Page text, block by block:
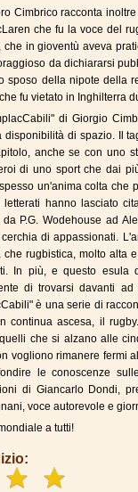
Cimbrico racconta
che fu la voce del
che in gioventù aveva
da dichiararsi
sposo della nipote della
fu vietato in Inghilterra
di Giorgio
disponibilità di spazio. Il
anche se con uno
di uno sport che dai
un'anima colta che
letterati hanno lasciato
da P.G. Wodehouse ad
cerchia di appassionati.
che rugbistica, molto alta
In più, e questo esula
di trovarsi davanti
è una serie di
continua ascesa, il
che si alzano alle
vogliono rimanere fermi
le conoscenze
di Giancarlo Dondi,
voce autorevole e
a tutti!